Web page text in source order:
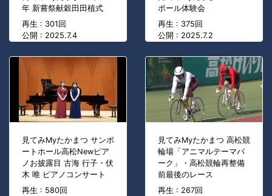
年 新嘗祭献穀田田植式
再生 : 301回
公開 : 2025.7.4
ボール体験会
再生 : 375回
公開 : 2025.7.2
見てみMyたかまつ サンポ
ートホール高松Newピア
ノお披露目 古海 行子・伏
木 唯 ピアノコンサート
再生 : 580回
見てみMyたかまつ 高松競
輪場「アニマルテーマパ
ーク」・高松競輪再整備
前最後のレース
再生 : 267回